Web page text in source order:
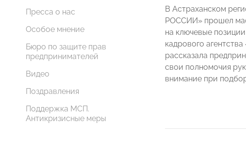
Пресса о нас
Особое мнение
Бюро по защите прав
предпринимателей
Видео
Поздравления
Поддержка МСП.
Антикризисные меры
В Астраханском
РОССИИ» прошел
на ключевые
кадрового агентства
рассказала
свои полномочия
внимание при